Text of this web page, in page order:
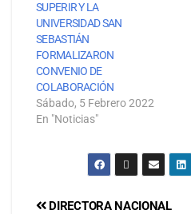
SUPERIR Y LA
UNIVERSIDAD SAN
SEBASTIÁN
FORMALIZARON
CONVENIO DE
COLABORACIÓN
Sábado, 5 Febrero 2022
En "Noticias"
DIRECTORA NACIONAL